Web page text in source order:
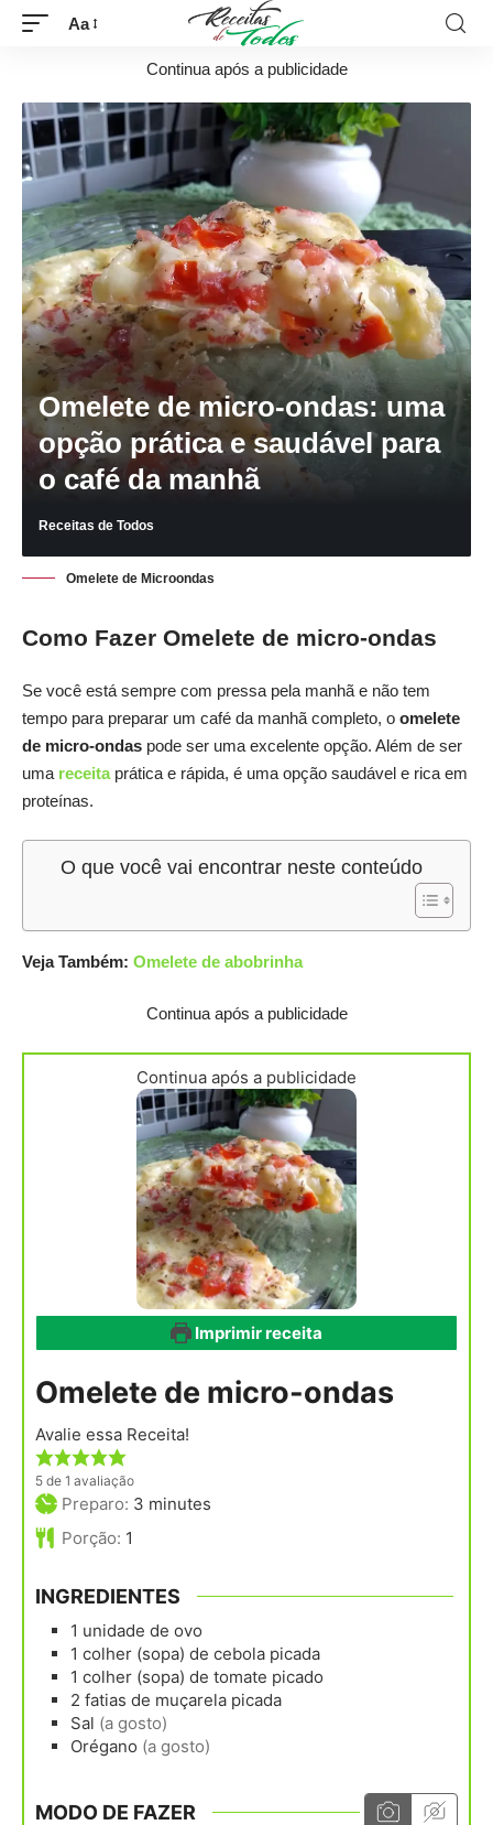
Aa
Continua após a publicidade
Omelete de micro-ondas: uma
opção prática e saudável para
o café da manhã
Receitas de Todos
Omelete de Microondas
Como Fazer Omelete de micro-ondas
Se você está sempre com pressa pela manhã e não tem
tempo para preparar um café da manhã completo, o omelete
de micro-ondas pode ser uma excelente opção. Além de ser
uma receitaprática e rápida, é uma opção saudável e rica em
proteínas.
O que você vai encontrar neste conteúdo
Veja Também: Omelete de abobrinha
Continua após a publicidade
Continua após a publicidade
Imprimir receita
Omelete de micro-ondas
Avalie essa Receita!
5 de 1 avaliação
Preparo: 3minutes
minutes
Porção: 1
INGREDIENTES
1 unidade de ovo
1 colher (sopa) de cebola picada
1 colher (sopa) de tomate picado
2 fatias de muçarela picada
Sal (a gosto)
Orégano (a gosto)
MODO DE FAZER